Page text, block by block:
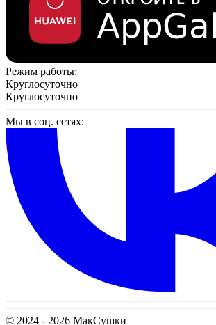
Режим работы:
Круглосуточно
Круглосуточно
Мы в соц. сетях:
© 2024 - 2026 МакСушки